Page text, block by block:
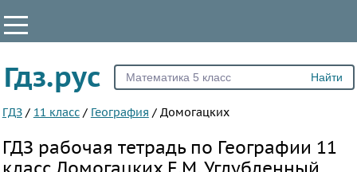
Все
5
7
Гдз.рус
ГДЗ / 11 класс / География / Домогацких
ГДЗ рабочая тетрадь по Географии 11
класс Домогацких Е.М. Углубленный